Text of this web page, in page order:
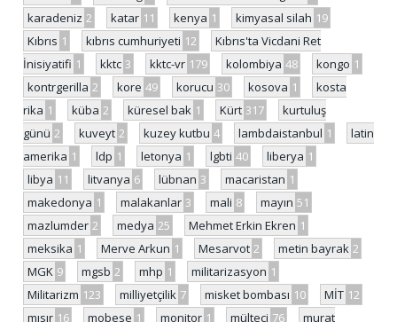
karadeniz 2 katar 11 kenya 1 kimyasal silah 19
Kıbrıs 1 kıbrıs cumhuriyeti 12
Kıbrıs'ta Vicdani Ret
İnisiyatifi 1 kktc 3 kktc-vr 179 kolombiya 48 kongo 1
kontrgerilla 2 kore 49 korucu 30 kosova 1
kosta
rika 1 küba 2 küresel bak 1 Kürt 317
kurtuluş
günü 2 kuveyt 2 kuzey kutbu 4 lambdaistanbul 1
latin
amerika 1 ldp 1 letonya 1 lgbti 40 liberya 1
libya 11 litvanya 6 lübnan 3 macaristan 1
makedonya 1 malakanlar 3 mali 8 mayın 51
mazlumder 2 medya 25 Mehmet Erkin Ekren 1
meksika 1 Merve Arkun 1 Mesarvot 2 metin bayrak 2
MGK 9 mgsb 2 mhp 1 militarizasyon 1
Militarizm 123 milliyetçilik 7 misket bombası 10 MİT 12
mısır 16 mobese 1 monitor 1 mülteci 76
murat